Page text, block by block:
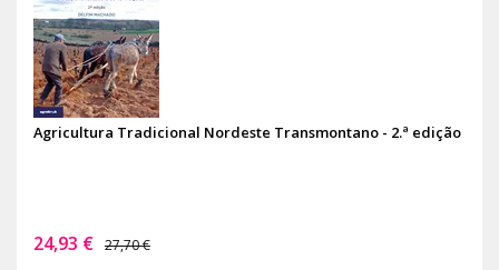
Agricultura Tradicional Nordeste Transmontano - 2.ª edição
24,93 € 27,70 €